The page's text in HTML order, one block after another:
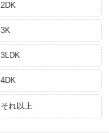
2DK
3K
3LDK
4DK
それ以上